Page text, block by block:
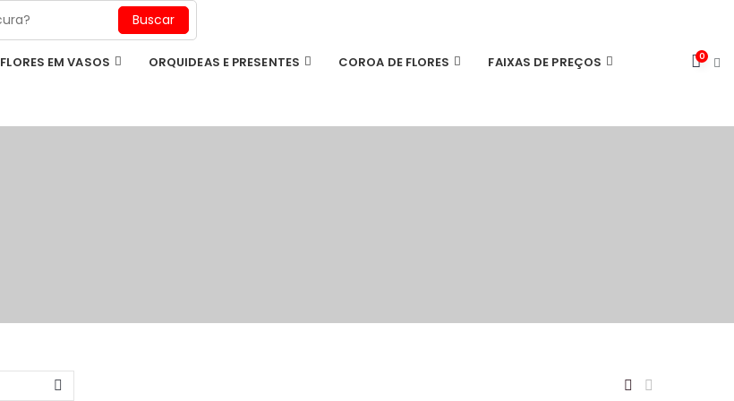
FLORES EM VASOS ORQUIDEAS E PRESENTES COROA DE FLORES FAIXAS DE PREÇOS 0